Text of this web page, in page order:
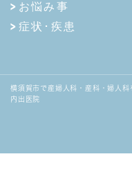
お悩み事
症状･疾患
横須賀市で産婦人科・産科・婦人
内出医院